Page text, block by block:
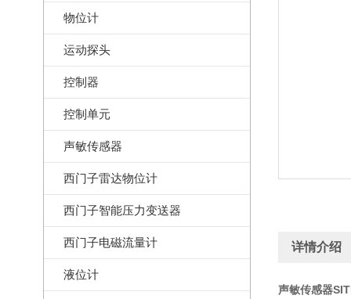
物位计
运动探头
控制器
控制单元
声敏传感器
西门子雷达物位计
西门子智能压力变送器
西门子电磁流量计
液位计
详情介绍
声敏传感器